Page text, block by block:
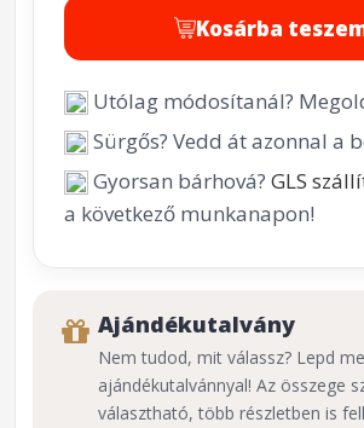
Kosárba
Utólag módosítanál?
Sürgős? Vedd át azonnal a
Gyorsan bárhová? GLS
a következő munkanapon!
Ajándékutalvány
Nem tudod, mit válassz? Lepd
ajándékutalvánnyal! Az összege
választható, több részletben is